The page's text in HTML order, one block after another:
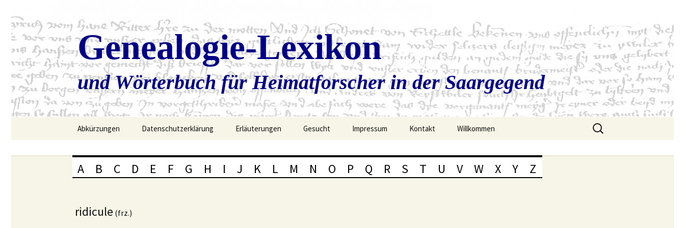
Genealogie-Lexikon
und Wörterbuch für Heimatforscher in der Saargegend
Abkürzungen Datenschutzerklärung Erläuterungen Gesucht Impressum Kontakt Willkommen
Suchen
nach:
A B C D E F G H I J K L M N O P Q R S T U V W X Y Z
ridicule (frz.)